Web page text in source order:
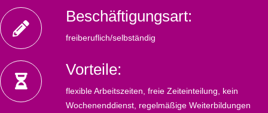
Beschäftigungsart:
freiberuflich/selbständig
Vorteile:
flexible Arbeitszeiten, freie Zeiteinteilung, kein
Wochenenddienst, regelmäßige Weiterbildungen